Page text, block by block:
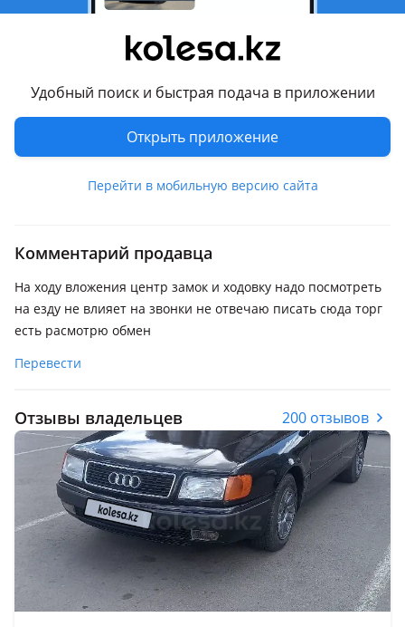
Удобный поиск и быстрая подача в приложении
Открыть приложение
Перейти в мобильную версию сайта
Коробка передач
Передний привод
Цвет
бордовый металлик
Растаможен в Казахстане
литые диски, тонировка, люк, фаркоп , аудиосистема,
bluetooth , ГУР, ABS , техосмотр пройден
Комментарий продавца
На ходу вложения центр замок и ходовку надо посмотреть
на езду не влияет на звонки не отвечаю писать сюда торг
есть расмотрю обмен
Перевести
Отзывы владельцев 200 отзывов